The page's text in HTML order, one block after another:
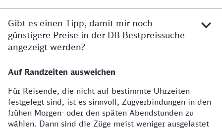
Gibt es einen Tipp, damit mir noch
günstigere Preise in der DB Bestpreissuche
angezeigt werden?
Auf Randzeiten ausweichen
Für Reisende, die nicht auf bestimmte Uhrzeiten
festgelegt sind, ist es sinnvoll, Zugverbindungen in den
frühen Morgen- oder den späten Abendstunden zu
wählen. Dann sind die Züge meist weniger ausgelastet